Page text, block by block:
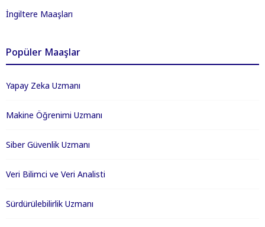
İngiltere Maaşları
Popüler Maaşlar
Yapay Zeka Uzmanı
Makine Öğrenimi Uzmanı
Siber Güvenlik Uzmanı
Veri Bilimci ve Veri Analisti
Sürdürülebilirlik Uzmanı